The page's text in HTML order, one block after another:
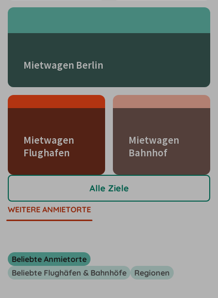
Mietwagen Berlin
Mietwagen
Flughafen
Mietwagen
Bahnhof
Alle Ziele
WEITERE ANMIETORTE
Beliebte Anmietorte
Beliebte Flughäfen & Bahnhöfe
Regionen